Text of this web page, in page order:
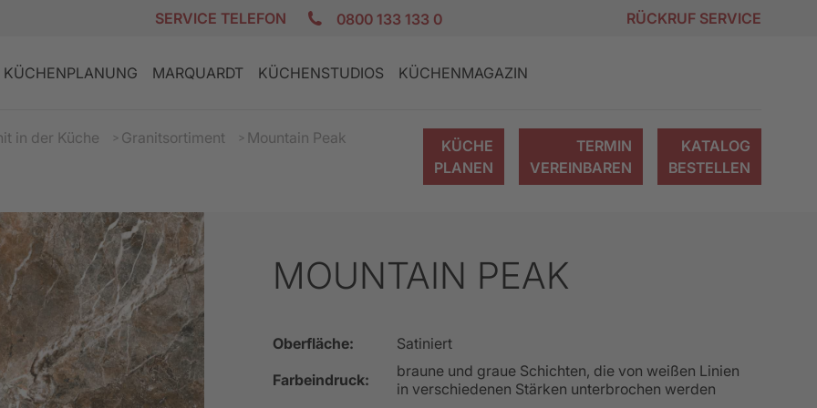
SERVICE TELEFON 0800 133 133 0 RÜCKRUF SERVICE
DESIGN KÜCHEN
GRANIT AKTION
KÜCHENPLANUNG
PLANUNGSCHECKLISTE
MARQUARDT
ZUFRIEDENE KUNDEN
KÜCHENSTUDIOS KÜCHENMAGAZIN
REZEPTE
in der Küche Granitsortiment Mountain Peak
KÜCHE
PLANEN
TERMIN
VEREINBAREN
KATALOG
BESTELLEN
MOUNTAIN PEAK
Oberfläche:
Satiniert
Farbeindruck:
braune und graue Schichten, die von weißen Linien
in verschiedenen Stärken unterbrochen werden